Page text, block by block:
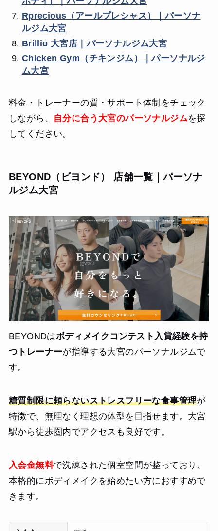
Rprecious（アールプレシャス）｜パーソナ
ルジム大宮
Brillio 大宮店｜パーソナルジム大宮
Chicken Gym（チキンジム）｜パーソナルジ
ム大宮
料金・トレーナーの質・サポート体制をチェック
しながら、
自分に合う大宮のパーソナルジムを探
してください。
BEYOND（ビヨンド） 店舗一覧｜パーソナ
ルジム大宮
BEYONDはボディメイクコンテスト入賞経験を持
つトレーナーが指導する大宮のパーソナルジムで
す。
糖質制限に頼らないストレスフリーな食事管理が
特徴で、無理なく理想の体型を目指せます。大宮
駅から徒歩圏内でアクセスも良好です。
入会金無料で洗練された個室空間が整っており、
本格的にボディメイクを始めたい方におすすめで
きます。